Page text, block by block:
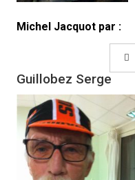
Michel Jacquot par :
Guillobez Serge